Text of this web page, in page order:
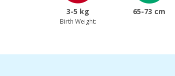
3-5 kg
Birth Weight:
65-73 cm